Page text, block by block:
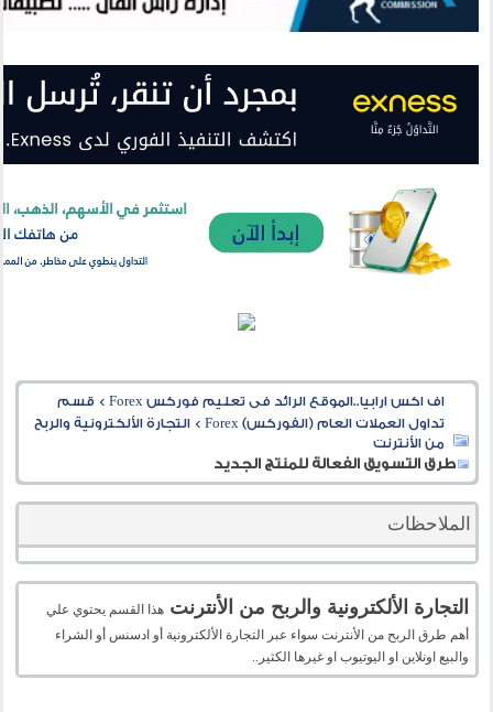
اف اكس ارابيا..الموقع الرائد فى تعليم فوركس Forex > قسم
تداول العملات العام (الفوركس) Forex
>التجارة الألكترونية والربح
من الأنترنت
طرق التسويق الفعالة للمنتج الجديد
الملاحظات
التجارة الألكترونية والربح من الأنترنت هذا القسم يحتوي علي
أهم طرق الربح من الأنترنت سواء عبر التجارة الألكترونية أو ادسنس أو الشراء
والبيع اونلاين او اليوتيوب او غيرها الكثير..